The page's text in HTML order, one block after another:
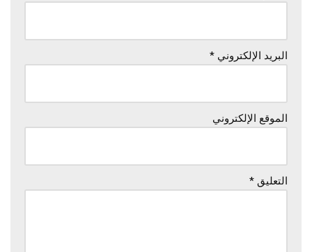
البريد الإلكتروني *
الموقع الإلكتروني
التعليق *